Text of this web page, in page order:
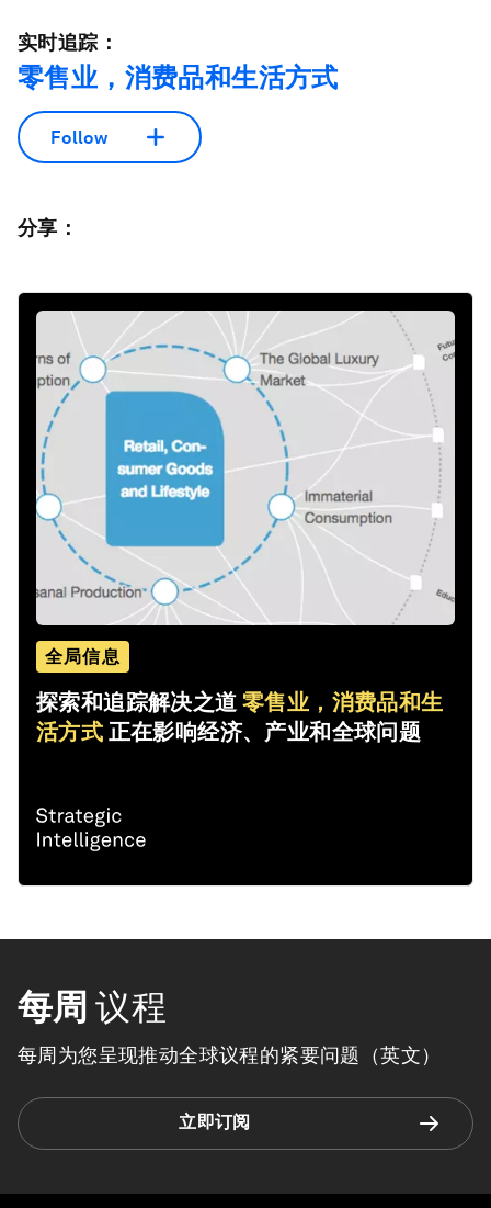
实时追踪：
零售业，消费品和生活方式
Follow
分享：
全局信息
探索和追踪解决之道 零售业，消费品和生
活方式 正在影响经济、产业和全球问题
每周 议程
每周为您呈现推动全球议程的紧要问题（英文）
立即订阅